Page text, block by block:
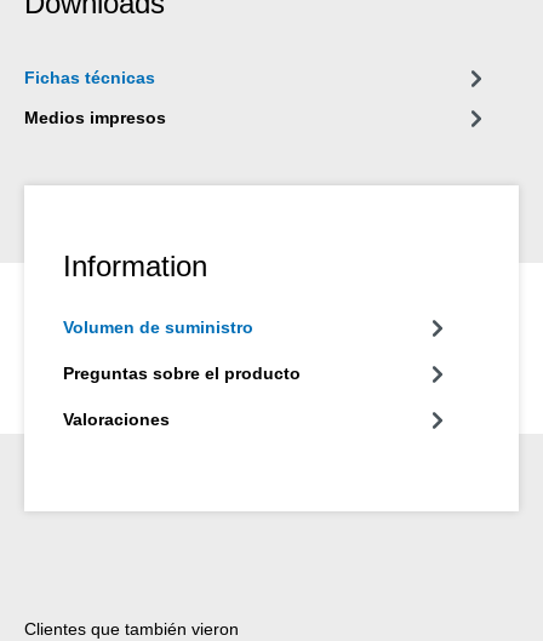
Fichas técnicas
Medios impresos
Information
Volumen de suministro
Preguntas sobre el producto
Valoraciones
Omitir la galería de productos
Clientes que también vieron